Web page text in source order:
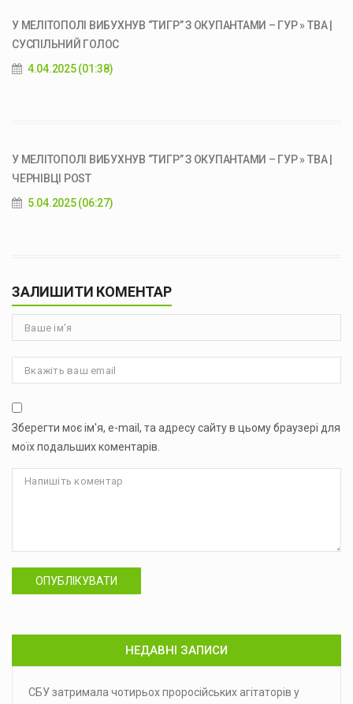
У МЕЛІТОПОЛІ ВИБУХНУВ “ТИГР” З ОКУПАНТАМИ – ГУР » ТВА |
СУСПІЛЬНИЙ ГОЛОС
4.04.2025 (01:38)
У МЕЛІТОПОЛІ ВИБУХНУВ “ТИГР” З ОКУПАНТАМИ – ГУР » ТВА |
ЧЕРНІВЦІ POST
5.04.2025 (06:27)
ЗАЛИШИТИ КОМЕНТАР
Зберегти моє ім'я, e-mail, та адресу сайту в цьому браузері для
моїх подальших коментарів.
ОПУБЛІКУВАТИ
НЕДАВНІ ЗАПИСИ
СБУ затримала чотирьох проросійських агітаторів у